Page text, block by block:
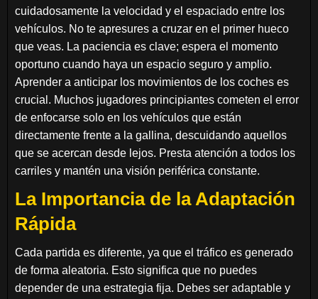
cuidadosamente la velocidad y el espaciado entre los
vehículos. No te apresures a cruzar en el primer hueco
que veas. La paciencia es clave; espera el momento
oportuno cuando haya un espacio seguro y amplio.
Aprender a anticipar los movimientos de los coches es
crucial. Muchos jugadores principiantes cometen el error
de enfocarse solo en los vehículos que están
directamente frente a la gallina, descuidando aquellos
que se acercan desde lejos. Presta atención a todos los
carriles y mantén una visión periférica constante.
La Importancia de la Adaptación
Rápida
Cada partida es diferente, ya que el tráfico es generado
de forma aleatoria. Esto significa que no puedes
depender de una estrategia fija. Debes ser adaptable y